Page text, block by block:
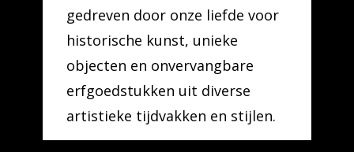
gedreven door onze liefde voor
historische kunst, unieke
objecten en onvervangbare
erfgoedstukken uit diverse
artistieke tijdvakken en stijlen.